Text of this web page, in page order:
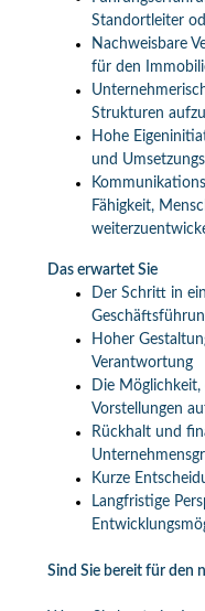
Standortleiter
Nachweisbare
für den
Strukturen
Hohe
und
Fähigkeit,
Das erwartet Sie
Der Schritt in
Hoher
Verantwortung
Die Möglichkeit,
Vorstellungen
Rückhalt und
Kurze
Langfristige
Sind Sie bereit für den